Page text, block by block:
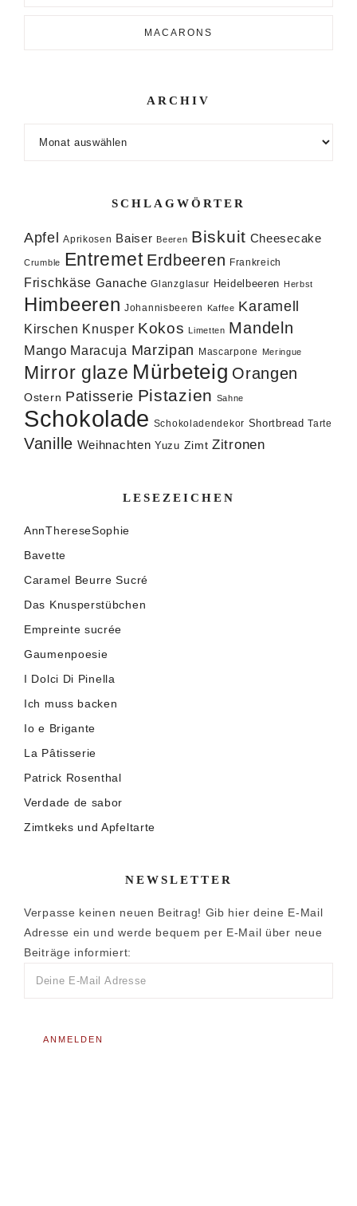
MACARONS
ARCHIV
SCHLAGWÖRTER
Apfel Aprikosen Baiser Beeren Biskuit Cheesecake
Crumble Entremet Erdbeeren Frankreich
Frischkäse Ganache Glanzglasur Heidelbeeren Herbst
Himbeeren Johannisbeeren Kaffee Karamell
Kirschen Knusper Kokos Limetten Mandeln
Mango Maracuja Marzipan Mascarpone Meringue
Mirror glaze Mürbeteig Orangen
Ostern Patisserie Pistazien Sahne
Schokolade Schokoladendekor Shortbread Tarte
Vanille Weihnachten Yuzu Zimt Zitronen
LESEZEICHEN
AnnThereseSophie
Bavette
Caramel Beurre Sucré
Das Knusperstübchen
Empreinte sucrée
Gaumenpoesie
I Dolci Di Pinella
Ich muss backen
Io e Brigante
La Pâtisserie
Patrick Rosenthal
Verdade de sabor
Zimtkeks und Apfeltarte
NEWSLETTER
Verpasse keinen neuen Beitrag! Gib hier deine E-Mail
Adresse ein und werde bequem per E-Mail über neue
Beiträge informiert: